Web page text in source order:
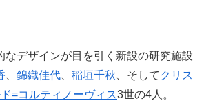
なデザインが目を引く新設の研究施設
錦織佳代 稲垣千秋 、そして クリス
=コルティノーヴィス3世の4人。